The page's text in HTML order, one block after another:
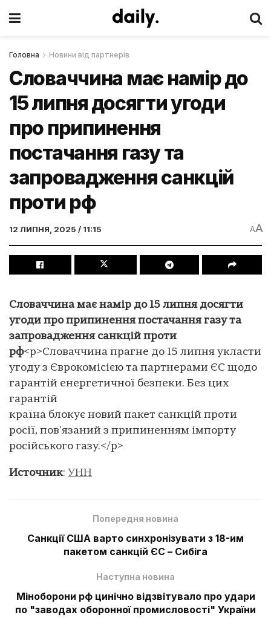
Головна Новини від партнерів
Словаччина має намір до
15 липня досягти угоди
про припинення
постачання газу та
запровадження санкцій
проти рф
12 ЛИПНЯ, 2025 / 11:15 AA
Словаччина має намір до 15 липня досягти
угоди про припинення постачання газу та
запровадження санкцій проти
рф<p>Словаччина прагне до 15 липня укласти
угоду з Єврокомісією та партнерами ЄС щодо
гарантій енергетичної безпеки. Без цих
гарантій
країна блокує новий пакет санкцій проти
росії, пов'язаний з припиненням імпорту
російського газу.</p>
Источник: УНН
Попередня новина
Санкції США варто синхронізувати з 18-им
пакетом санкцій ЄС – Сибіга
Наступна новина
Міноборони рф цинічно відзвітувало про удари
по "заводах оборонної промисловості" України